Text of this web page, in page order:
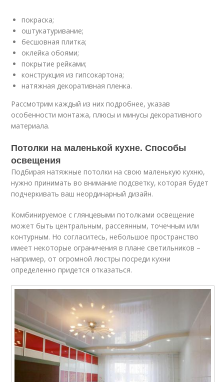
покраска;
оштукатуривание;
бесшовная плитка;
оклейка обоями;
покрытие рейками;
конструкция из гипсокартона;
натяжная декоративная пленка.
Рассмотрим каждый из них подробнее, указав
особенности монтажа, плюсы и минусы декоративного
материала.
Потолки на маленькой кухне. Способы
освещения
Подбирая натяжные потолки на свою маленькую кухню,
нужно принимать во внимание подсветку, которая будет
подчеркивать ваш неординарный дизайн.
Комбинируемое с глянцевыми потолками освещение
может быть центральным, рассеянным, точечным или
контурным. Но согласитесь, небольшое пространство
имеет некоторые ограничения в плане светильников –
например, от огромной люстры посреди кухни
определенно придется отказаться.